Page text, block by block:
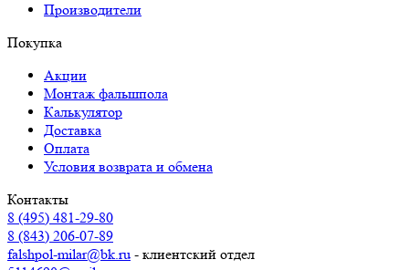
Производители
Покупка
Акции
Монтаж фальшпола
Калькулятор
Доставка
Оплата
Условия возврата и обмена
Контакты
8 (495) 481-29-80
8 (843) 206-07-89
falshpol-milar@bk.ru - клиентский отдел